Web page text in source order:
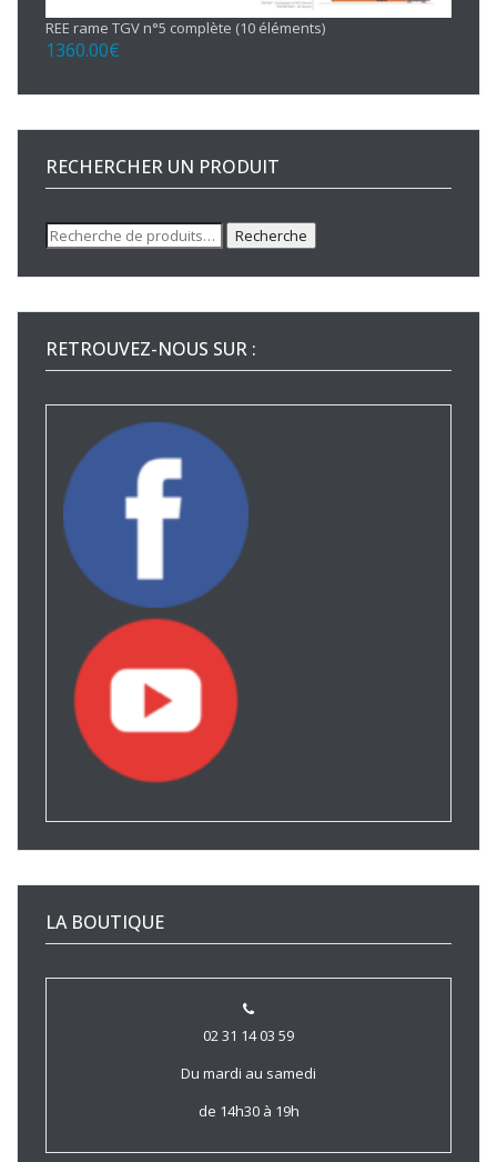
REE rame TGV n°5 complète (10 éléments)
1360.00€
RECHERCHER UN PRODUIT
Recherche
pour :
Recherche
RETROUVEZ-NOUS SUR :
LA BOUTIQUE
02 31 14 03 59
Du mardi au samedi
de 14h30 à 19h